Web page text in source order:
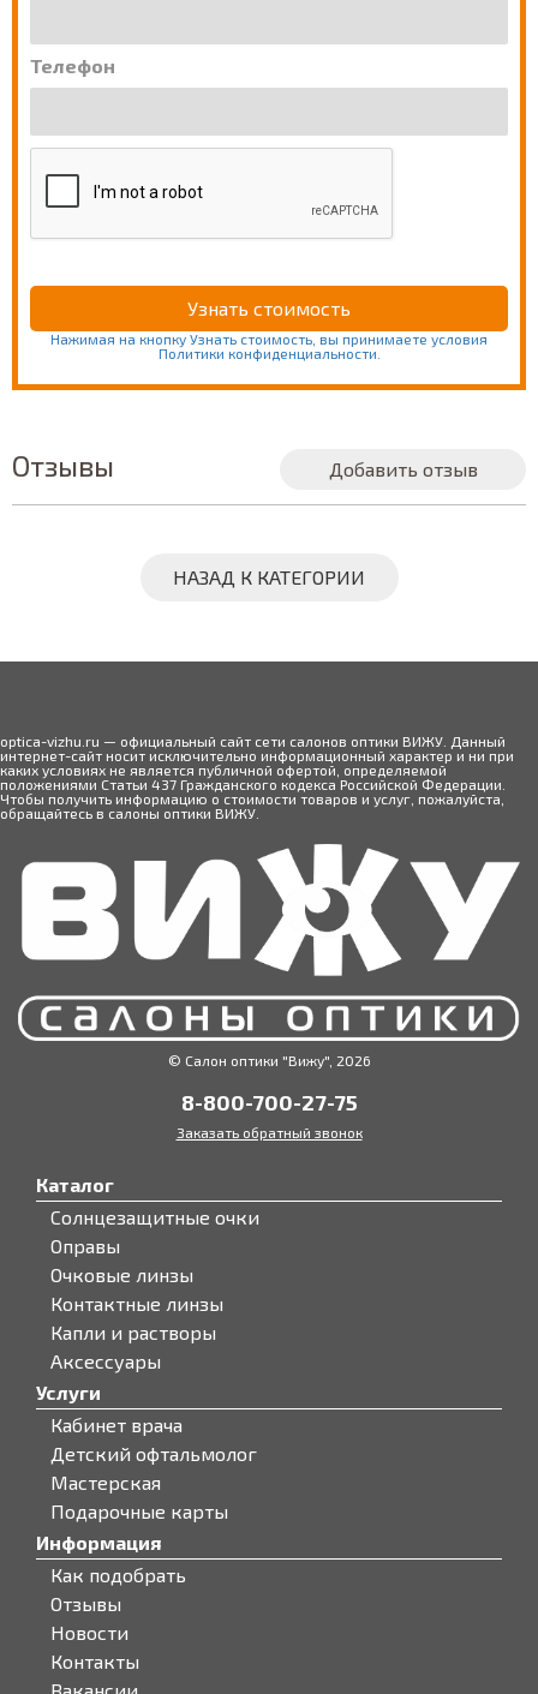
Телефон
Нажимая на кнопку Узнать стоимость, вы принимаете условия
Политики конфиденциальности.
Отзывы Добавить отзыв
НАЗАД К КАТЕГОРИИ
optica-vizhu.ru — официальный сайт сети салонов оптики ВИЖУ. Данный
интернет-сайт носит исключительно информационный характер и ни при
каких условиях не является публичной офертой, определяемой
положениями Статьи 437 Гражданского кодекса Российской Федерации.
Чтобы получить информацию о стоимости товаров и услуг, пожалуйста,
обращайтесь в салоны оптики ВИЖУ.
© Салон оптики "Вижу", 2026
8-800-700-27-75
Заказать обратный звонок
Каталог
Солнцезащитные очки
Оправы
Очковые линзы
Контактные линзы
Капли и растворы
Аксессуары
Услуги
Кабинет врача
Детский офтальмолог
Мастерская
Подарочные карты
Информация
Как подобрать
Отзывы
Новости
Контакты